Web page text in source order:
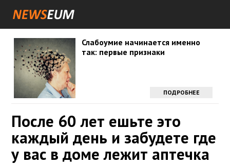
Слабоумие начинается именно
так: первые признаки
ПОДРОБНЕЕ
После 60 лет ешьте это
каждый день и забудете где
у вас в доме лежит аптечка